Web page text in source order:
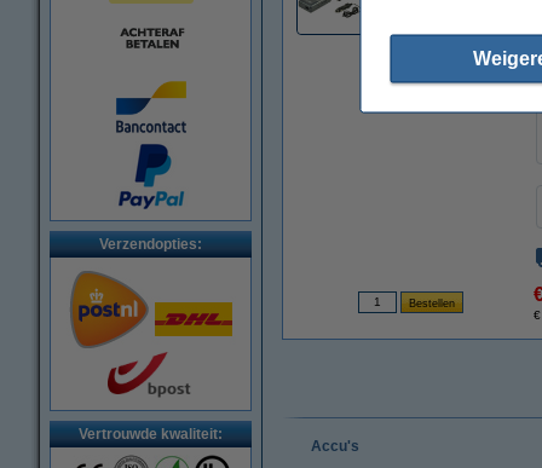
Verzendopties:
Vertrouwde kwaliteit:
Accu's